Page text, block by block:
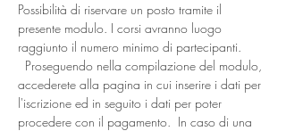
Possibilità di riservare un posto tramite il
presente modulo. I corsi avranno luogo
raggiunto il numero minimo di partecipanti.
Proseguendo nella compilazione del modulo,
accederete alla pagina in cui inserire i dati per
l'iscrizione ed in seguito i dati per poter
procedere con il pagamento.  In caso di una